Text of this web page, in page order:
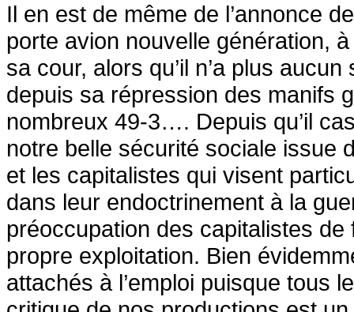
Il en est de même de l’annonce
porte avion nouvelle génération,
sa cour, alors qu’il n’a plus
depuis sa répression des manifs
nombreux 49-3…. Depuis qu’il
notre belle sécurité sociale issue
et les capitalistes qui visent
dans leur endoctrinement à la
préoccupation des capitalistes
propre exploitation. Bien
attachés à l’emploi puisque tous